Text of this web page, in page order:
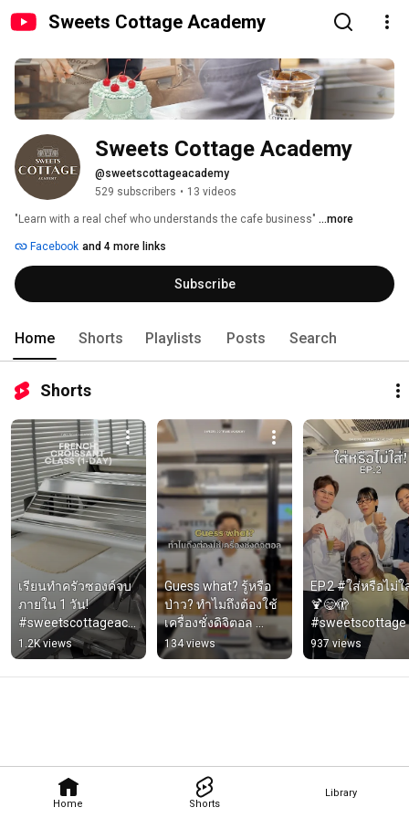
Sweets Cottage Academy
Home Shorts
Library
Sweets Cottage Academy
@sweetscottageacademy
529 subscribers • 13 videos
"Learn with a real chef who understands the cafe business" ...more
Facebook and 4 more links
Subscribe
Home Shorts Playlists Posts Search
Shorts
เรียนทำครัวซองค์จบ
ภายใน 1 วัน!
#sweetscottageaca
demy #croissant
#bakery
1.2K views
Guess what? รู้หรือ
ป่าว? ทำไมถึงต้องใช้
เครื่องชั่งดิจิตอล
#sweetscottageaca
demy
#bakeryschool
134 views
EP.2 #ใส่หรือไม่
🍹😋🫣
#sweetscottage
#smoothie
937 views